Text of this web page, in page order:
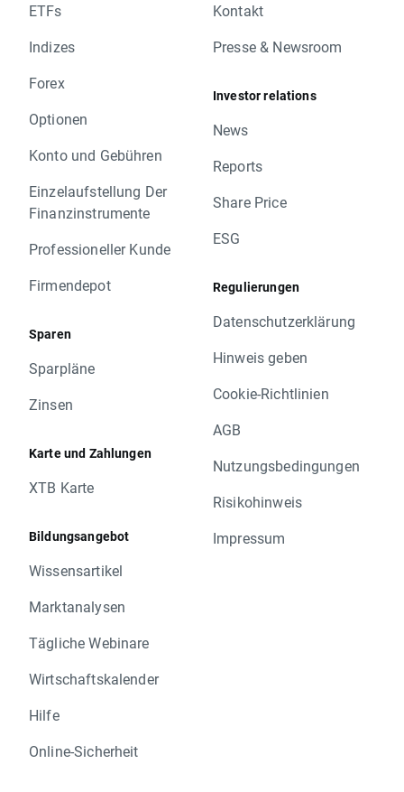
ETFs
Indizes
Forex
Optionen
Konto und Gebühren
Einzelaufstellung Der
Finanzinstrumente
Professioneller Kunde
Firmendepot
Sparen
Sparpläne
Zinsen
Karte und Zahlungen
XTB Karte
Bildungsangebot
Wissensartikel
Marktanalysen
Tägliche Webinare
Wirtschaftskalender
Hilfe
Online-Sicherheit
Kontakt
Presse & Newsroom
Investor relations
News
Reports
Share Price
ESG
Regulierungen
Datenschutzerklärung
Hinweis geben
Cookie-Richtlinien
AGB
Nutzungsbedingungen
Risikohinweis
Impressum